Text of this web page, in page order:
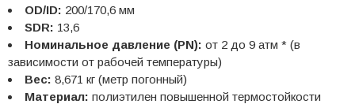
OD/ID: 200/170,6 мм
SDR: 13,6
Номинальное давление (PN): от 2 до 9 атм * (в
зависимости от рабочей температуры)
Вес: 8,671 кг (метр погонный)
Материал: полиэтилен повышенной термостойкости